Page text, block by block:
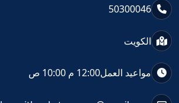
50300046
الكويت
مواعيد العمل12:00 م 10:00 ص